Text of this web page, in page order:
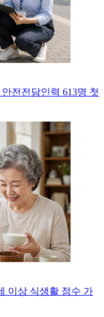
전전담인력 613명 첫
이상 식생활 점수 가